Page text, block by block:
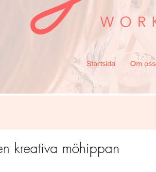
kreativa möhippan
Startsida Om oss